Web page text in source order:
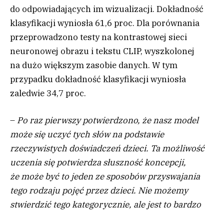
do odpowiadających im wizualizacji. Dokładność
klasyfikacji wyniosła 61,6 proc. Dla porównania
przeprowadzono testy na kontrastowej sieci
neuronowej obrazu i tekstu CLIP, wyszkolonej
na dużo większym zasobie danych. W tym
przypadku dokładność klasyfikacji wyniosła
zaledwie 34,7 proc.
– Po raz pierwszy potwierdzono, że nasz model
może się uczyć tych słów na podstawie
rzeczywistych doświadczeń dzieci. Ta możliwość
uczenia się potwierdza słuszność koncepcji,
że może być to jeden ze sposobów przyswajania
tego rodzaju pojęć przez dzieci. Nie możemy
stwierdzić tego kategorycznie, ale jest to bardzo